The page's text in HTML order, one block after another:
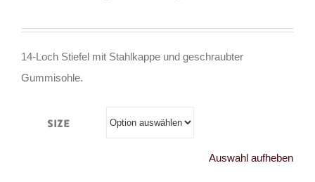
14-Loch Stiefel mit Stahlkappe und geschraubter
Gummisohle.
Size
Auswahl aufheben